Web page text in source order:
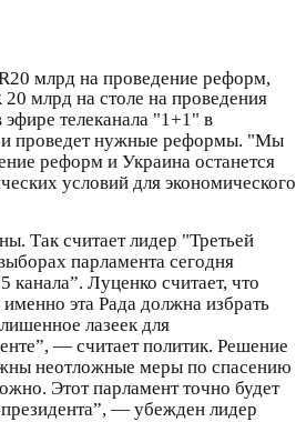
млрд на проведение реформ,
млрд на столе на проведения
телеканала "1+1" в
и проведет нужные реформы. "Мы
реформ и Украина останется
условий для экономического
Так считает лидер "Третьей
парламента сегодня
канала”. Луценко считает, что
эта Рада должна избрать
лазеек для
— считает политик. Решение
неотложные меры по спасению
Этот парламент точно будет
— убежден лидер